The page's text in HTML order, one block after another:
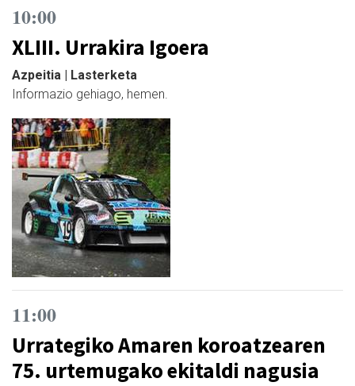
10:00
XLIII. Urrakira Igoera
Azpeitia | Lasterketa
Informazio gehiago, hemen.
11:00
Urrategiko Amaren koroatzearen
75. urtemugako ekitaldi nagusia